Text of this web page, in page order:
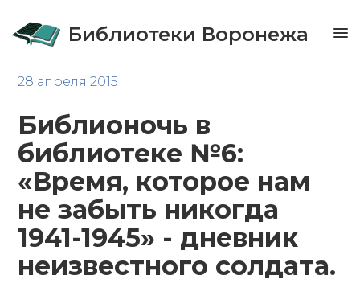
Библиотеки Воронежа
28 апреля 2015
Библионочь в
библиотеке №6:
«Время, которое нам
не забыть никогда
1941-1945» - дневник
неизвестного солдата.